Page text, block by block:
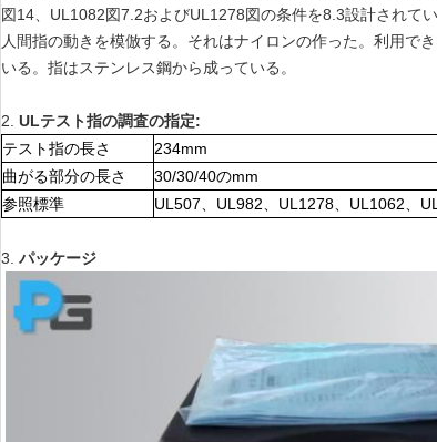
図14、UL1082図7.2およびUL1278図の条件を8.3設計されて
人間指の動きを模倣する。それはナイロンの作った。利用で
いる。指はステンレス鋼から成っている。
2. ULテスト指の調査の指定:
テスト指の長さ
234mm
曲がる部分の長さ
30/30/40のmm
参照標準
UL507、UL982、UL1278、UL1062、
3. パッケージ